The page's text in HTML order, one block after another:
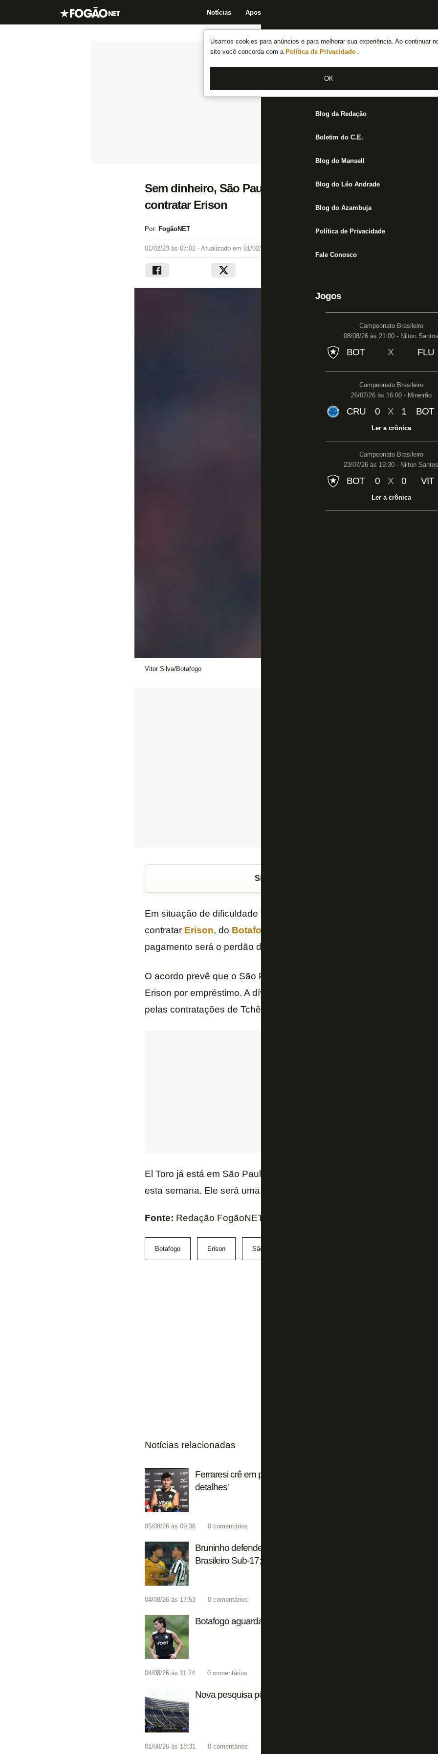
Usamos cookies para anúncios e para melhorar sua experiência. Ao continuar
site você concorda com a Política de Privacidade .
OK
Notícias Apostas
Notícias do Botafogo
Fórum
Jogos
Blog da Redação
Boletim do C.E.
Blog do Mansell
Blog do Léo Andrade
Blog do Azambuja
Política de Privacidade
Fale Conosco
Jogos
Campeonato Brasileiro
08/08/26 às 21:00 - Nilton Santos
BOT X FLU
Campeonato Brasileiro
26/07/26 às 16:00 - Mineirão
CRU 0 X 1 BOT
Ler a crônica
Campeonato Brasileiro
23/07/26 às 19:30 - Nilton Santos
BOT 0 X 0 VIT
Ler a crônica
Sem dinheiro, São Paulo vai perdoar parte de dívida do
contratar Erison
Por: FogãoNET
01/02/23 às 07:02 - Atualizado em 01/02/23 às 07:02
Vitor Silva/Botafogo
Siga o FogãoNET
Em situação de dificuldade financeira, o
contratar Erison, do Botafogo
pagamento será o perdão de parte da dívida do Alvinegro com o
O acordo prevê que o São Paulo perdoe US$ 350 mil (cerca de R$
Erison por empréstimo. A dívida do Botafogo é de US$ 1,5 milhão
pelas contratações de Tchê Tchê e Lucas Perri.
El Toro já está em São Paulo, realizou exames médicos e deve ser
esta semana. Ele será uma alternativa a Calleri.
Fonte: Redação FogãoNET e GE
Botafogo Erison São Paulo
Notícias relacionadas
Ferraresi crê em permanência no Botafogo: 'A ideia é ficar aqui.
detalhes'
05/08/26 às 09:36 0 comentários
Bruninho defende mais um pênalti, e Botafogo empata com São
Brasileiro Sub-17; veja
04/08/26 às 17:53 0 comentários
Botafogo aguarda OK formal do São Paulo para oficializar
04/08/26 às 11:24 0 comentários
Nova pesquisa põe torcida do Botafogo em 12º lugar no Brasil
01/08/26 às 18:31 0 comentários